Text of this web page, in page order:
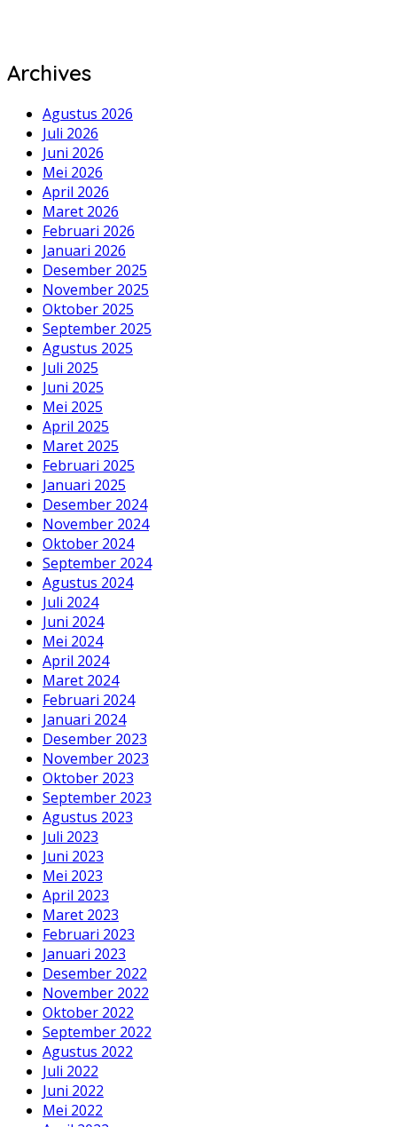
Archives
Agustus 2026
Juli 2026
Juni 2026
Mei 2026
April 2026
Maret 2026
Februari 2026
Januari 2026
Desember 2025
November 2025
Oktober 2025
September 2025
Agustus 2025
Juli 2025
Juni 2025
Mei 2025
April 2025
Maret 2025
Februari 2025
Januari 2025
Desember 2024
November 2024
Oktober 2024
September 2024
Agustus 2024
Juli 2024
Juni 2024
Mei 2024
April 2024
Maret 2024
Februari 2024
Januari 2024
Desember 2023
November 2023
Oktober 2023
September 2023
Agustus 2023
Juli 2023
Juni 2023
Mei 2023
April 2023
Maret 2023
Februari 2023
Januari 2023
Desember 2022
November 2022
Oktober 2022
September 2022
Agustus 2022
Juli 2022
Juni 2022
Mei 2022